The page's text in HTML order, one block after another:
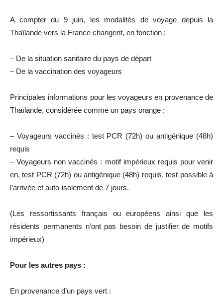
A compter du 9 juin, les modalités de voyage depuis la
Thaïlande vers la France changent, en fonction :
– De la situation sanitaire du pays de départ
– De la vaccination des voyageurs
Principales informations pour les voyageurs en provenance de
Thaïlande, considérée comme un pays orange :
– Voyageurs vaccinés : test PCR (72h) ou antigénique (48h)
requis
– Voyageurs non vaccinés : motif impérieux requis pour venir
en, test PCR (72h) ou antigénique (48h) requis, test possible à
l’arrivée et auto-isolement de 7 jours.
(Les ressortissants français ou européens ainsi que les
résidents permanents n’ont pas besoin de justifier de motifs
impérieux)
Pour les autres pays :
En provenance d’un pays vert :